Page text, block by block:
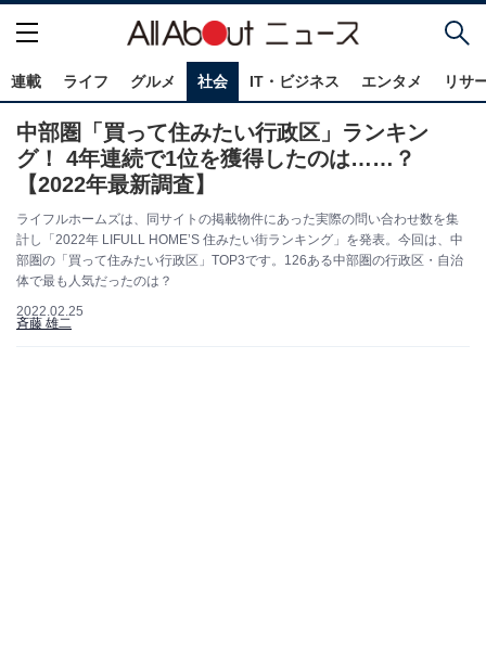
連載 ライフ グルメ 社会 IT・ビジネス エンタメ リサ
中部圏「買って住みたい行政区」ランキン
グ！ 4年連続で1位を獲得したのは……？
【2022年最新調査】
ライフルホームズは、同サイトの掲載物件にあった実際の問い合わせ数を集
計し「2022年 LIFULL HOME’S 住みたい街ランキング」を発表。今回は、中
部圏の「買って住みたい行政区」TOP3です。126ある中部圏の行政区・自治
体で最も人気だったのは？
2022.02.25
斉藤 雄二